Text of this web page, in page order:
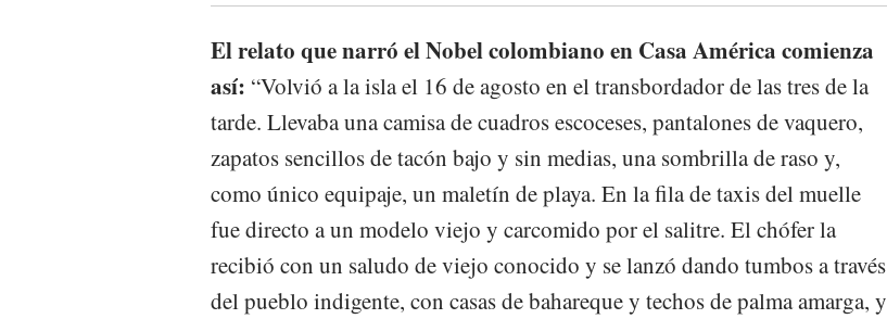
El relato que narró el Nobel colombiano en Casa América comienza
así: “Volvió a la isla el 16 de agosto en el transbordador de las tres de la
tarde. Llevaba una camisa de cuadros escoceses, pantalones de vaquero,
zapatos sencillos de tacón bajo y sin medias, una sombrilla de raso y,
como único equipaje, un maletín de playa. En la fila de taxis del muelle
fue directo a un modelo viejo y carcomido por el salitre. El chófer la
recibió con un saludo de viejo conocido y se lanzó dando tumbos a través
del pueblo indigente, con casas de bahareque y techos de palma amarga, y